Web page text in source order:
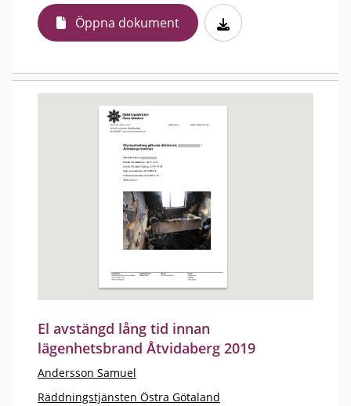
Öppna dokument
El avstängd lång tid innan
lägenhetsbrand Åtvidaberg 2019
Andersson Samuel
Räddningstjänsten Östra Götaland